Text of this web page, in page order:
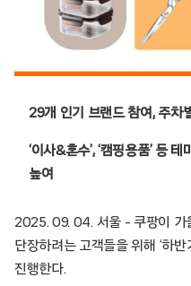
29개 인기 브랜드 참여, 주차
‘이사&혼수’, ‘캠핑용품’ 등
높여
2025. 09. 04. 서울 – 쿠팡이 가
단장하려는 고객들을 위해 ‘하
진행한다.